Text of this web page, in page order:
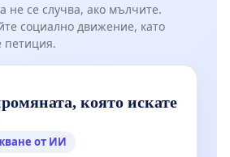
не се случва, ако мълчите.
социално движение, като
петиция.
която искате
от ИИ